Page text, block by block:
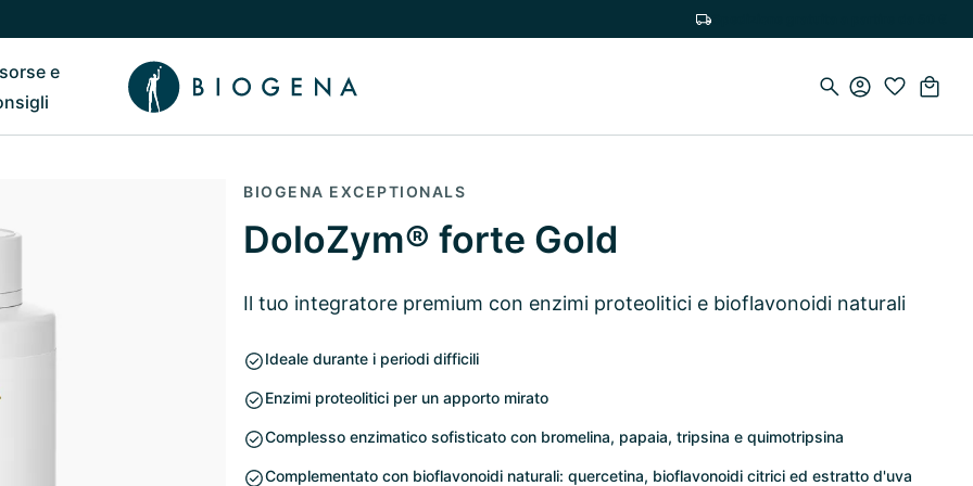
il sottomenu di Chi siamo
e
Riavvia il sottomenu di Risorse e consigli
BIOGENA EXCEPTIONALS
DoloZym® forte Gold
Il tuo integratore premium con enzimi proteolitici e bioflavonoidi naturali
Ideale durante i periodi difficili
Enzimi proteolitici per un apporto mirato
Complesso enzimatico sofisticato con bromelina, papaia, tripsina e quimotripsina
Complementato con bioflavonoidi naturali: quercetina, bioflavonoidi citrici ed estratto d'uva